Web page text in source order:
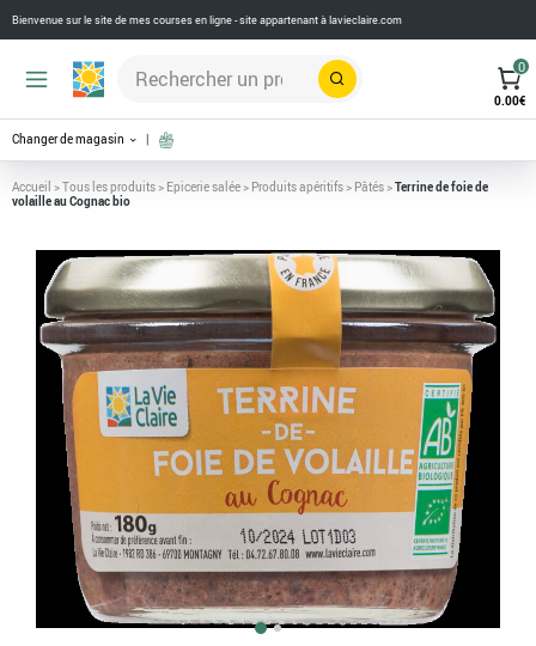
Bienvenue sur le site de mes courses en ligne - site appartenant àlavieclaire.com
Rechercher
0
0.00€
Changer de magasin
Accueil >Tous les produits> Epicerie salée> Produits apéritifs> Pâtés>Terrine de foie de
volaille au Cognac bio